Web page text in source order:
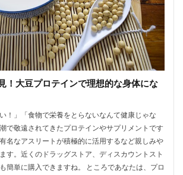
！大豆プロテインで理想的な身体にな
！」「食物で栄養をとらないなんて健康じゃな
で敬遠されてきたプロテインやサプリメントです
名なアスリートが積極的に活用するなど親しみや
す。近くのドラッグストア、ディスカウントスト
簡単に購入できますね。 ところであなたは、プロ